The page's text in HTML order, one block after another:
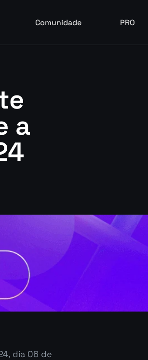
Comunidade PRO
a
dia 06 de